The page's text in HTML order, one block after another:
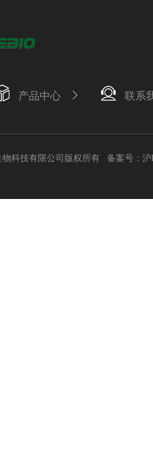
产品中心 联系
科技有限公司版权所有 备案号：